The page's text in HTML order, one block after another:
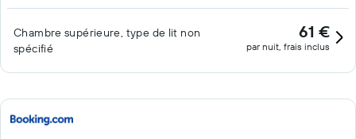
Chambre supérieure, type de lit non
spécifié
61 €
par nuit, frais inclus